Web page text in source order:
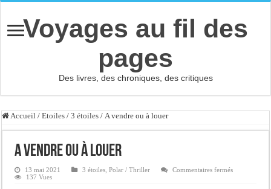
Voyages au fil des
pages
Des livres, des chroniques, des critiques
Accueil / Etoiles / 3 étoiles / A vendre ou à louer
A vendre ou à louer
13 mai 2021 3 étoiles ,Polar / Thriller Commentaires ferméssur
137 Vues